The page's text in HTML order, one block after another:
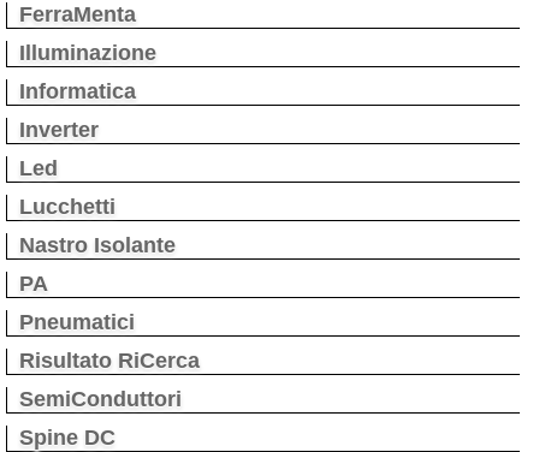
FerraMenta
Illuminazione
Informatica
Inverter
Led
Lucchetti
Nastro Isolante
PA
Pneumatici
Risultato RiCerca
SemiConduttori
Spine DC